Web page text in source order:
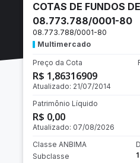
COTAS DE FUNDOS
08.773.788/0001-80
08.773.788/0001-80
Multimercado
Preço da Cota
R$ 1,86316909
Atualizado: 21/07/2014
Patrimônio Líquido
R$ 0,00
Atualizado: 07/08/2026
Classe ANBIMA
Subclasse